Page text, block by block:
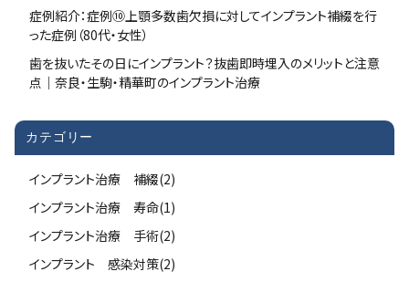
症例紹介：症例⑩上顎多数歯欠損に対してインプラント補綴を行
った症例（80代・女性）
歯を抜いたその日にインプラント？抜歯即時埋入のメリットと注意
点｜奈良・生駒・精華町のインプラント治療
カテゴリー
インプラント治療 補綴(2)
インプラント治療 寿命(1)
インプラント治療 手術(2)
インプラント 感染対策(2)